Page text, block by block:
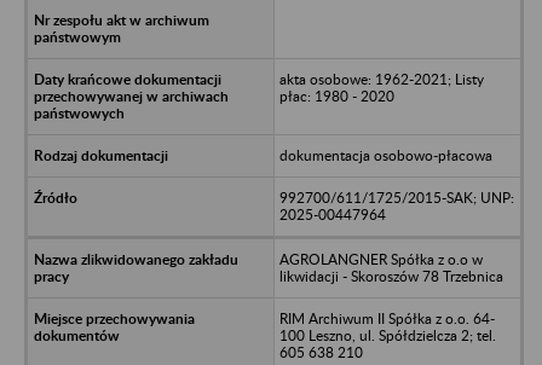
akta osobowe: 1962-2021; Listy
płac: 1980 - 2020
dokumentacja osobowo-płacowa
992700/611/1725/2015-SAK; UNP:
2025-00447964
AGROLANGNER Spółka z o.o w
likwidacji - Skoroszów 78 Trzebnica
RIM Archiwum II Spółka z o.o. 64-
100 Leszno, ul. Spółdzielcza 2; tel.
605 638 210